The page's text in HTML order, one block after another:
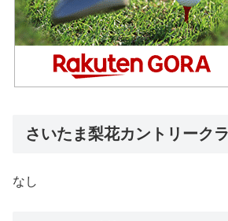
さいたま梨花カントリーク
なし